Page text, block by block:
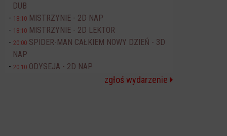
DUB
18:10 MISTRZYNIE - 2D NAP
18:10 MISTRZYNIE - 2D LEKTOR
20:00 SPIDER-MAN CAŁKIEM NOWY DZIEŃ - 3D
NAP
20:10 ODYSEJA - 2D NAP
zgłoś wydarzenie